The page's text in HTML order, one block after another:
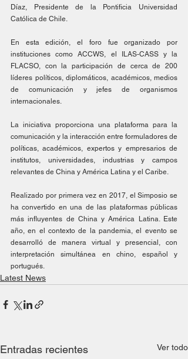
Díaz, Presidente de la Pontificia Universidad
Católica de Chile.
En esta edición, el foro fue organizado por
instituciones como ACCWS, el ILAS-CASS y la
FLACSO, con la participación de cerca de 200
líderes políticos, diplomáticos, académicos, medios
de comunicación y jefes de organismos
internacionales.
La iniciativa proporciona una plataforma para la
comunicación y la interacción entre formuladores de
políticas, académicos, expertos y empresarios de
institutos, universidades, industrias y campos
relevantes de China y América Latina y el Caribe.
Realizado por primera vez en 2017, el Simposio se
ha convertido en una de las plataformas públicas
más influyentes de China y América Latina. Este
año, en el contexto de la pandemia, el evento se
desarrolló de manera virtual y presencial, con
interpretación simultánea en chino, español y
portugués.
Latest News
Entradas recientes Ver todo